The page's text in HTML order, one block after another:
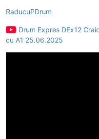
RaducuPDrum
Drum Expres DEx12
cu A1 25.06.2025